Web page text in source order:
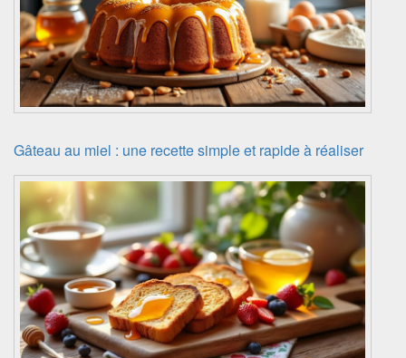
Gâteau au miel : une recette simple et rapide à réaliser